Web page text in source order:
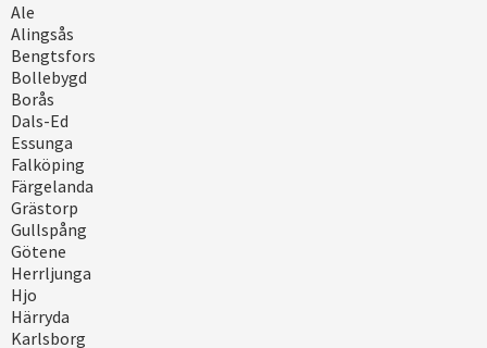
Ale
Alingsås
Bengtsfors
Bollebygd
Borås
Dals-Ed
Essunga
Falköping
Färgelanda
Grästorp
Gullspång
Götene
Herrljunga
Hjo
Härryda
Karlsborg